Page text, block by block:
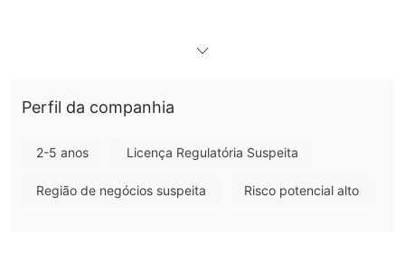
Perfil da companhia
2-5 anos Licença Regulatória Suspeita
Região de negócios suspeita Risco potencial alto